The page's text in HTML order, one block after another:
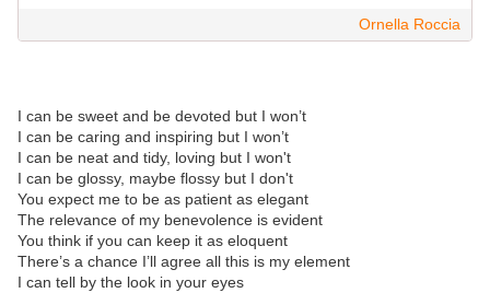
Ornella Roccia
I can be sweet and be devoted but I won’t
I can be caring and inspiring but I won’t
I can be neat and tidy, loving but I won't
I can be glossy, maybe flossy but I don't
You expect me to be as patient as elegant
The relevance of my benevolence is evident
You think if you can keep it as eloquent
There’s a chance I’ll agree all this is my element
I can tell by the look in your eyes